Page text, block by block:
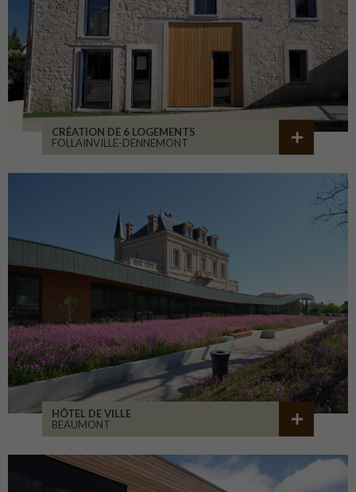
CRÉATION DE 6 LOGEMENTS
FOLLAINVILLE-DENNEMONT
HÔTEL DE VILLE
BEAUMONT